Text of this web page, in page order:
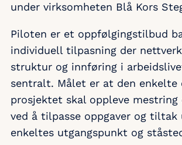
under virksomheten Blå Kors
Piloten er et oppfølgingstilbud
individuell tilpasning der
struktur og innføring i
sentralt. Målet er at den enkelte
prosjektet skal oppleve mestring
ved å tilpasse oppgaver og
enkeltes utgangspunkt og